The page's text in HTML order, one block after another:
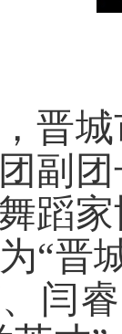
晋
副
蹈
“晋
闫